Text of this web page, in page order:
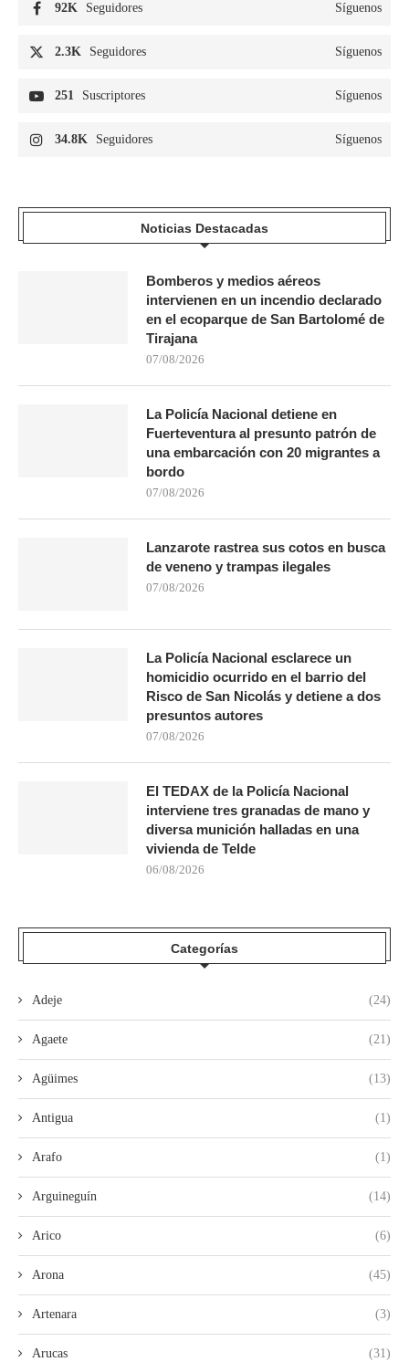
92K Seguidores Síguenos
2.3K Seguidores Síguenos
251 Suscriptores Síguenos
34.8K Seguidores Síguenos
Noticias Destacadas
Bomberos y medios aéreos
intervienen en un incendio declarado
en el ecoparque de San Bartolomé de
Tirajana
07/08/2026
La Policía Nacional detiene en
Fuerteventura al presunto patrón de
una embarcación con 20 migrantes a
bordo
07/08/2026
Lanzarote rastrea sus cotos en busca
de veneno y trampas ilegales
07/08/2026
La Policía Nacional esclarece un
homicidio ocurrido en el barrio del
Risco de San Nicolás y detiene a dos
presuntos autores
07/08/2026
El TEDAX de la Policía Nacional
interviene tres granadas de mano y
diversa munición halladas en una
vivienda de Telde
06/08/2026
Categorías
Adeje (24)
Agaete (21)
Agüimes (13)
Antigua (1)
Arafo (1)
Arguineguín (14)
Arico (6)
Arona (45)
Artenara (3)
Arucas (31)